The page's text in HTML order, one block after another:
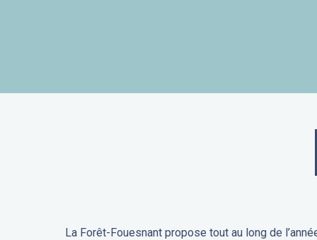
La Forêt-Fouesnant propose tout au long de